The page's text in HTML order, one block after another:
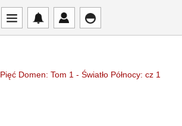
Pięć Domen: Tom 1 - Światło Północy: cz 1